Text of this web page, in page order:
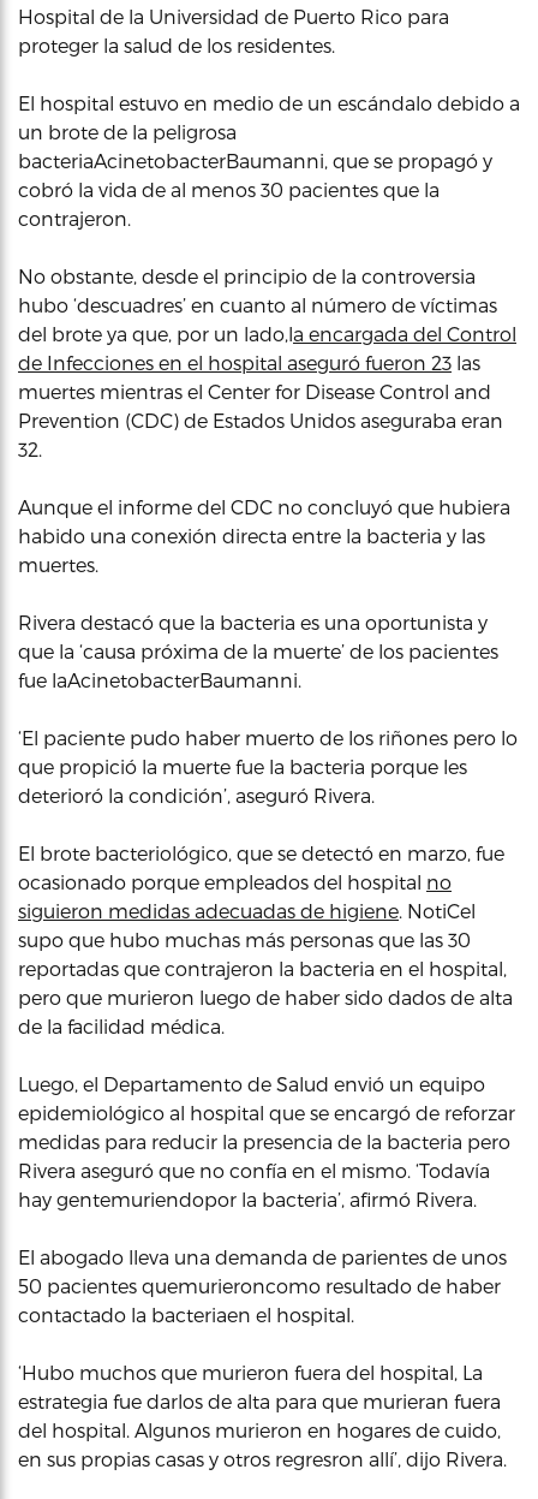
Hospital de la Universidad de Puerto Rico para
proteger la salud de los residentes.
El hospital estuvo en medio de un escándalo debido a
un brote de la peligrosa
bacteriaAcinetobacterBaumanni, que se propagó y
cobró la vida de al menos 30 pacientes que la
contrajeron.
No obstante, desde el principio de la controversia
hubo ‘descuadres’ en cuanto al número de víctimas
del brote ya que, por un lado,la encargada del Control
de Infecciones en el hospital aseguró fueron 23 las
muertes mientras el Center for Disease Control and
Prevention (CDC) de Estados Unidos aseguraba eran
32.
Aunque el informe del CDC no concluyó que hubiera
habido una conexión directa entre la bacteria y las
muertes.
Rivera destacó que la bacteria es una oportunista y
que la ‘causa próxima de la muerte’ de los pacientes
fue laAcinetobacterBaumanni.
‘El paciente pudo haber muerto de los riñones pero lo
que propició la muerte fue la bacteria porque les
deterioró la condición’, aseguró Rivera.
El brote bacteriológico, que se detectó en marzo, fue
ocasionado porque empleados del hospital no
siguieron medidas adecuadas de higiene. NotiCel
supo que hubo muchas más personas que las 30
reportadas que contrajeron la bacteria en el hospital,
pero que murieron luego de haber sido dados de alta
de la facilidad médica.
Luego, el Departamento de Salud envió un equipo
epidemiológico al hospital que se encargó de reforzar
medidas para reducir la presencia de la bacteria pero
Rivera aseguró que no confía en el mismo. ‘Todavía
hay gentemuriendopor la bacteria’, afirmó Rivera.
El abogado lleva una demanda de parientes de unos
50 pacientes quemurieroncomo resultado de haber
contactado la bacteriaen el hospital.
‘Hubo muchos que murieron fuera del hospital, La
estrategia fue darlos de alta para que murieran fuera
del hospital. Algunos murieron en hogares de cuido,
en sus propias casas y otros regresron allí’, dijo Rivera.